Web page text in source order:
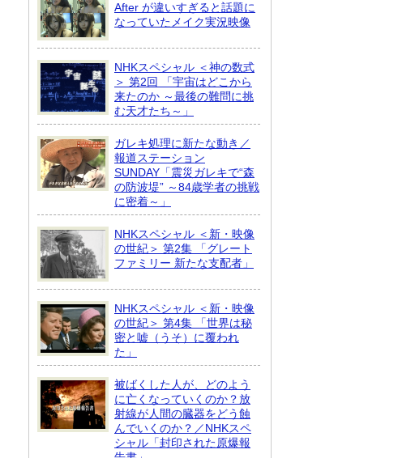
After が違いすぎると話題に
なっていたメイク実況映像
NHKスペシャル ＜神の数式
＞ 第2回 「宇宙はどこから
来たのか ～最後の難問に挑
む天才たち～」
ガレキ処理に新たな動き／
報道ステーション
SUNDAY「震災ガレキで“森
の防波堤” ～84歳学者の挑戦
に密着～」
NHKスペシャル ＜新・映像
の世紀＞ 第2集 「グレート
ファミリー 新たな支配者」
NHKスペシャル ＜新・映像
の世紀＞ 第4集 「世界は秘
密と嘘（うそ）に覆われ
た」
被ばくした人が、どのよう
に亡くなっていくのか？放
射線が人間の臓器をどう蝕
んでいくのか？／NHKスペ
シャル「封印された原爆報